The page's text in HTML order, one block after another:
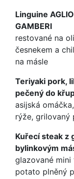
Linguine
GAMBERI
restované na
česnekem a
na másle
Teriyaki pork,
pečený do
asijská
rýže, grilovaný
Kuřecí steak z
bylinkovým
glazované
potato plněný